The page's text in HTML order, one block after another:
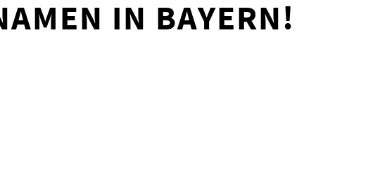
IN BAYERN!